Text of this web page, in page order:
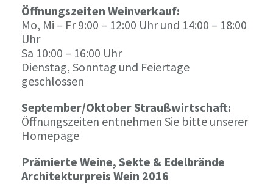
Öffnungszeiten Weinverkauf:
Mo, Mi – Fr 9:00 – 12:00 Uhr und 14:00 – 18:00
Uhr
Sa 10:00 – 16:00 Uhr
Dienstag, Sonntag und Feiertage
geschlossen
September/Oktober Straußwirtschaft:
Öffnungszeiten entnehmen Sie bitte unserer
Homepage
Prämierte Weine, Sekte & Edelbrände
Architekturpreis Wein 2016